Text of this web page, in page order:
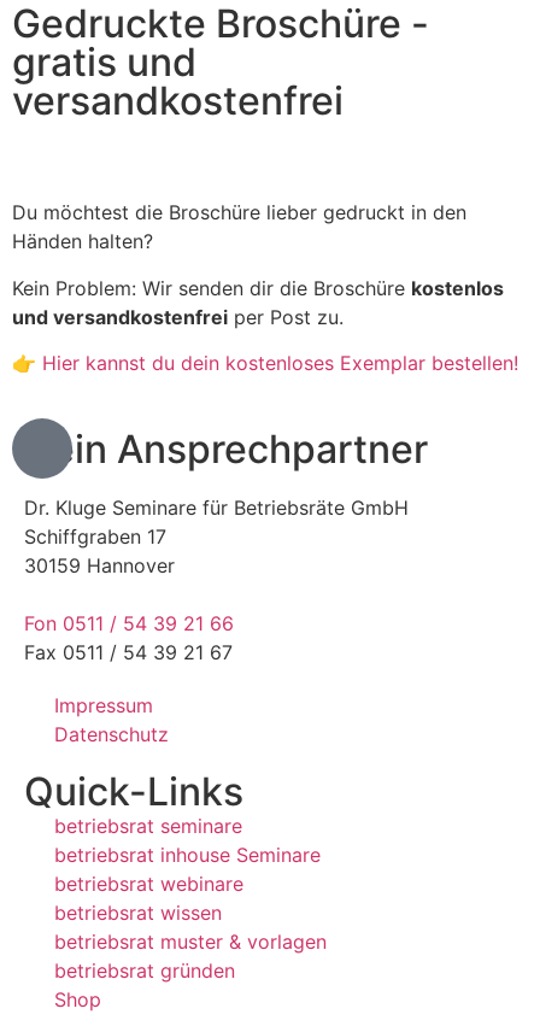
Gedruckte Broschüre -
gratis und
versandkostenfrei
Du möchtest die Broschüre lieber gedruckt in den
Händen halten?
Kein Problem: Wir senden dir die Broschüre kostenlos
und versandkostenfrei per Post zu.
👉 Hier kannst du dein kostenloses Exemplar bestellen!
Dein Ansprechpartner
Dr. Kluge Seminare für Betriebsräte GmbH
Schiffgraben 17
30159 Hannover
Fon 0511 / 54 39 21 66
Fax 0511 / 54 39 21 67
Impressum
Datenschutz
Quick-Links
betriebsrat seminare
betriebsrat inhouse Seminare
betriebsrat webinare
betriebsrat wissen
betriebsrat muster & vorlagen
betriebsrat gründen
Shop